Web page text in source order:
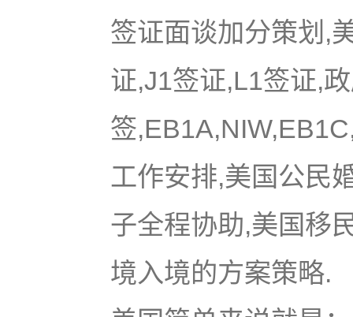
签证面谈加分策划,
证,J1签证,L1签证,
签
工作安排,美国公民
子全程协助,美国移
境入境的方案策略.